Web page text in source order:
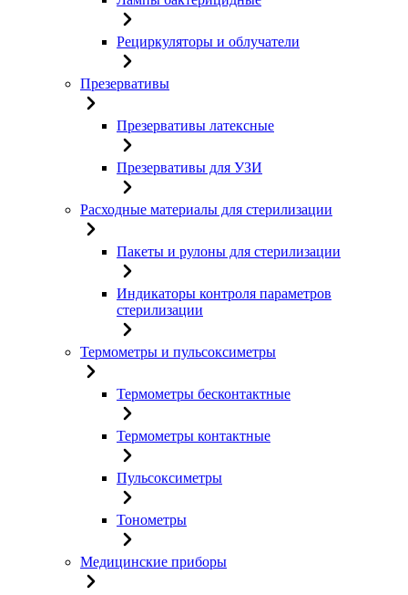
Рециркуляторы и облучатели
Презервативы
Презервативы латексные
Презервативы для УЗИ
Расходные материалы для стерилизации
Пакеты и рулоны для стерилизации
Индикаторы контроля параметров
стерилизации
Термометры и пульсоксиметры
Термометры бесконтактные
Термометры контактные
Пульсоксиметры
Тонометры
Медицинские приборы